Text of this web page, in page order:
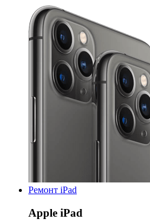
Ремонт iPad
Apple iPad